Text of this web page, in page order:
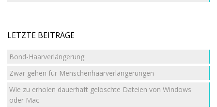
LETZTE BEITRÄGE
Bond-Haarverlängerung
Zwar gehen für Menschenhaarverlängerungen
Wie zu erholen dauerhaft gelöschte Dateien von Windows
oder Mac